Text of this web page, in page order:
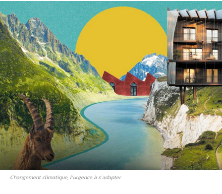
Changement climatique, l’urgence à s’adapter